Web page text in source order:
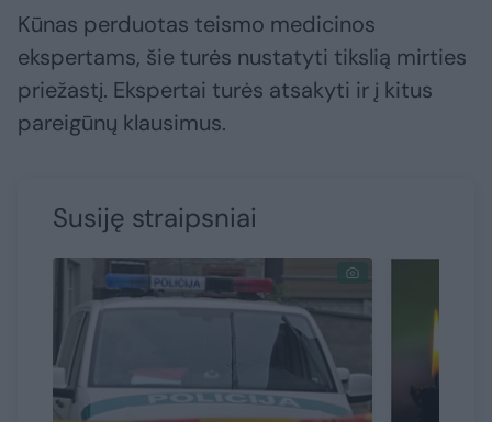
Kūnas perduotas teismo medicinos
ekspertams, šie turės nustatyti tikslią mirties
priežastį. Ekspertai turės atsakyti ir į kitus
pareigūnų klausimus.
Susiję straipsniai